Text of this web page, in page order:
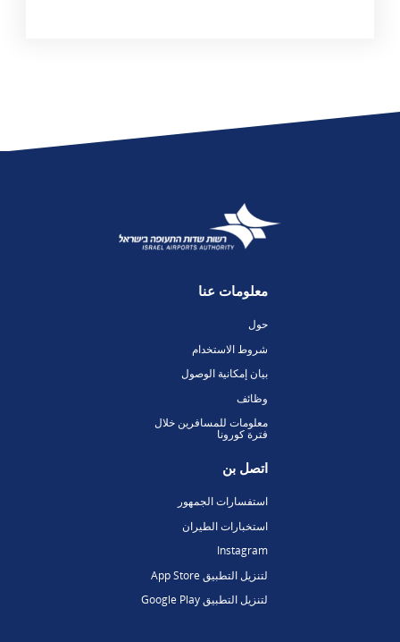
معلومات عنا
حول
شروط الاستخدام
بيان إمكانية الوصول
وظائف
معلومات للمسافرين خلال
فترة كورونا
اتصل بن
استفسارات الجمهور
استخبارات الطيران
Instagram
لتنزيل التطبيق App Store
لتنزيل التطبيق Google Play